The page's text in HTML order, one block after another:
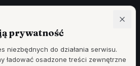
prywatność
niezbędnych do działania serwisu.
ładować osadzone treści zewnętrzne